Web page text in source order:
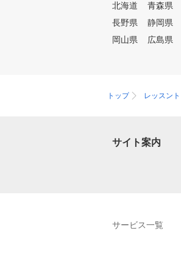
北海道
青森県
長野県
静岡県
岡山県
広島県
トップ レッスン
サイト案内
サービス一覧